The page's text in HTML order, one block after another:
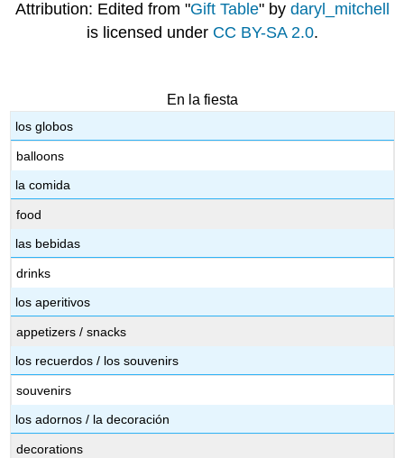
Attribution: Edited from "Gift Table" by daryl_mitchell
is licensed under CC BY-SA 2.0.
En la fiesta
los globos
balloons
la comida
food
las bebidas
drinks
los aperitivos
appetizers / snacks
los recuerdos / los souvenirs
souvenirs
los adornos / la decoración
decorations